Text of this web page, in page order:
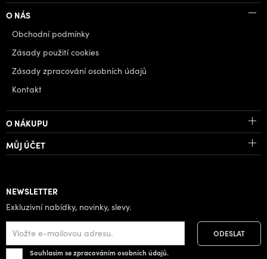
O NÁS
Obchodní podmínky
Zásady použití cookies
Zásady zpracování osobních údajů
Kontakt
O NÁKUPU
MŮJ ÚČET
NEWSLETTER
Exkluzivní nabídky, novinky, slevy.
Souhlasím se zpracováním osobních údajů.